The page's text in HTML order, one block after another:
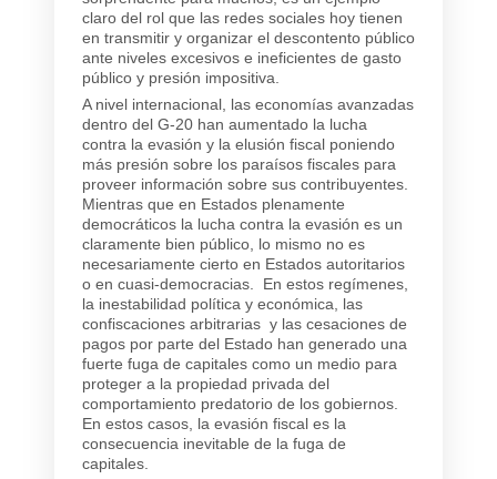
claro del rol que las redes sociales hoy tienen
en transmitir y organizar el descontento público
ante niveles excesivos e ineficientes de gasto
público y presión impositiva.
A nivel internacional, las economías avanzadas
dentro del G-20 han aumentado la lucha
contra la evasión y la elusión fiscal poniendo
más presión sobre los paraísos fiscales para
proveer información sobre sus contribuyentes.
Mientras que en Estados plenamente
democráticos la lucha contra la evasión es un
claramente bien público, lo mismo no es
necesariamente cierto en Estados autoritarios
o en cuasi-democracias. En estos regímenes,
la inestabilidad política y económica, las
confiscaciones arbitrarias y las cesaciones de
pagos por parte del Estado han generado una
fuerte fuga de capitales como un medio para
proteger a la propiedad privada del
comportamiento predatorio de los gobiernos.
En estos casos, la evasión fiscal es la
consecuencia inevitable de la fuga de
capitales.